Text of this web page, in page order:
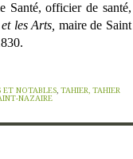
Santé, officier de santé,
les Arts, maire de Saint
ET NOTABLES, TAHIER, TAHIER
NAZAIRE